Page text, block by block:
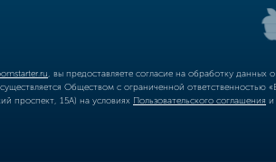
, вы предоставляете согласие на обработку
Обществом с ограниченной
проспект, 15А) на условиях Пользовательского соглашения и